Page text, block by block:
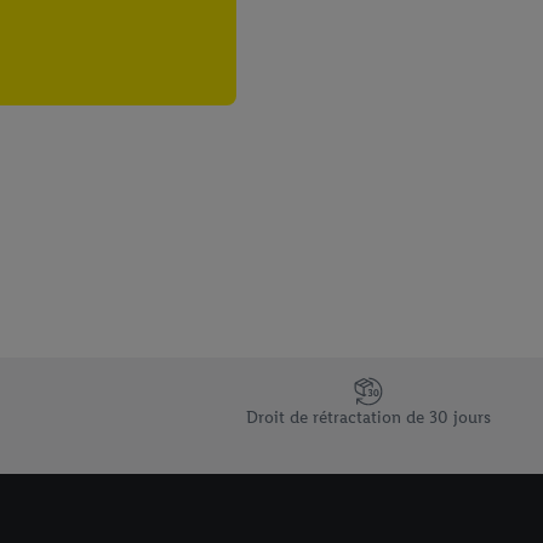
Droit de rétractation de 30 jours